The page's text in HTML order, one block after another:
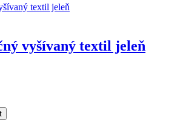
vyšívaný textil jeleň